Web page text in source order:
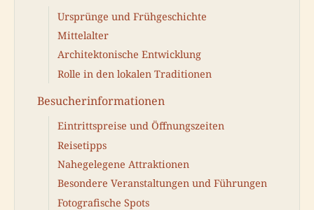
Ursprünge und Frühgeschichte
Mittelalter
Architektonische Entwicklung
Rolle in den lokalen Traditionen
Besucherinformationen
Eintrittspreise und Öffnungszeiten
Reisetipps
Nahegelegene Attraktionen
Besondere Veranstaltungen und Führungen
Fotografische Spots